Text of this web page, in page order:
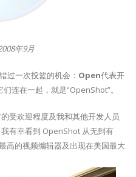
年9月
过一次投篮的机会： Open代表开
连在一起，就是“OpenShot”。
受欢迎程度及我和其他开发人员
有幸看到 OpenShot 从无到有
高的视频编辑器及出现在美国最大